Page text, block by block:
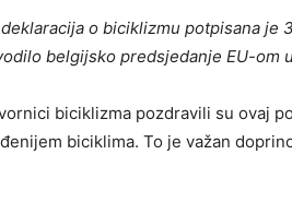
o biciklizmu potpisana je
belgijsko predsjedanje EU-om
biciklizma pozdravili su ovaj
biciklima. To je važan